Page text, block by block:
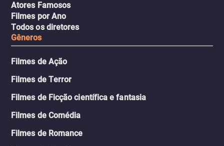
Atores Famosos
Filmes por Ano
Todos os diretores
Gêneros
Filmes de Ação
Filmes de Terror
Filmes de Ficção científica e fantasia
Filmes de Comédia
Filmes de Romance